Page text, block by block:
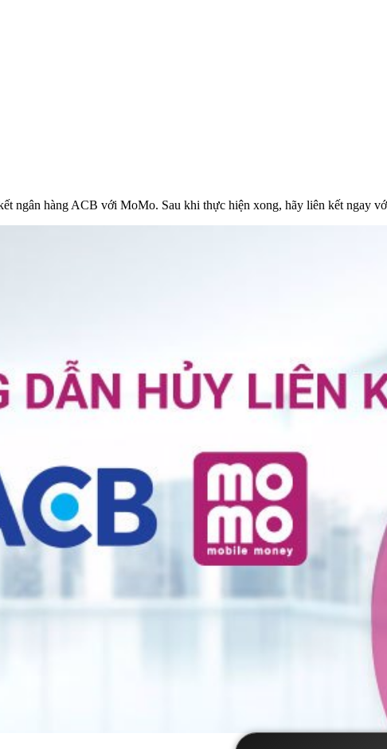
ngân hàng ACB với MoMo. Sau khi thực hiện xong, hãy liên kết ngay